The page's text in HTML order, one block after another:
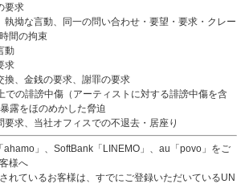
要求
執拗な言動、同一の問い合わせ・要望・要求・クレー
間の拘束
動
求
換、金銭の要求、謝罪の要求
での誹謗中傷（アーティストに対する誹謗中傷を含
露をほのめかした脅迫
求、当社オフィスでの不退去・居座り
」、SoftBank「LINEMO」、au「povo」をご
様へ
れているお客様は、すでにご登録いただいているUN